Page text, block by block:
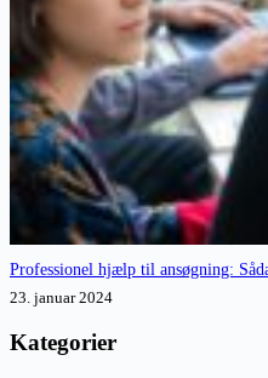
Professionel hjælp til ansøgning:
23. januar 2024
Kategorier